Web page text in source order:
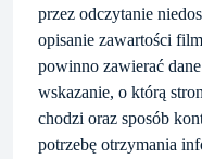
przez odczytanie
opisanie zawartości
powinno zawierać
wskazanie, o którą
chodzi oraz sposób
potrzebę otrzymania